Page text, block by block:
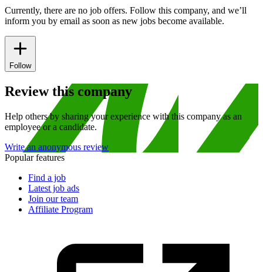
Currently, there are no job offers. Follow this company, and we’ll
inform you by email as soon as new jobs become available.
Follow
Review this company
Help others by sharing your experience with this company as an
employee or a candidate.
Write an anonymous review
Popular features
Find a job
Latest job ads
Join our team
Affiliate Program